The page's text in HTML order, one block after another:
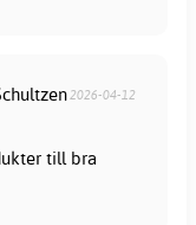
2026-04-12
till bra